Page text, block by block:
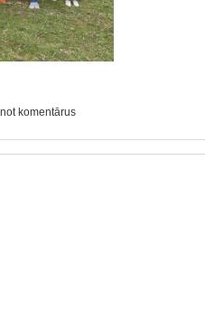
komentārus